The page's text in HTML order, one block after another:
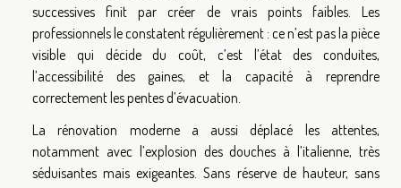
successives finit par créer de vrais points faibles. Les
professionnels le constatent régulièrement : ce n’est pas la pièce
visible qui décide du coût, c’est l’état des conduites,
l’accessibilité des gaines, et la capacité à reprendre
correctement les pentes d’évacuation.
La rénovation moderne a aussi déplacé les attentes,
notamment avec l’explosion des douches à l’italienne, très
séduisantes mais exigeantes. Sans réserve de hauteur, sans